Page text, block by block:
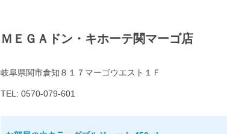
ＭＥＧＡドン・キホーテ関マーゴ店
岐阜県関市倉知８１７マーゴウエスト１Ｆ
TEL: 0570-079-601